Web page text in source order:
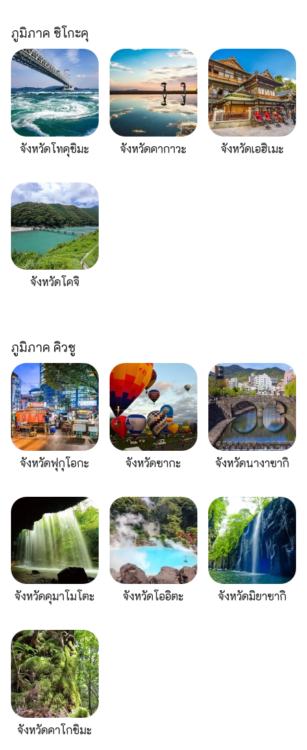
ภูมิภาค ชิโกะคุ
จังหวัดโทคุชิมะ จังหวัดคากาวะ จังหวัดเอฮิเมะ
จังหวัดโคจิ
ภูมิภาค คิวชู
จังหวัดฟุกุโอกะ จังหวัดซากะ จังหวัดนางาซากิ
จังหวัดคุมาโมโตะ จังหวัดโออิตะ จังหวัดมิยาซากิ
จังหวัดคาโกชิมะ